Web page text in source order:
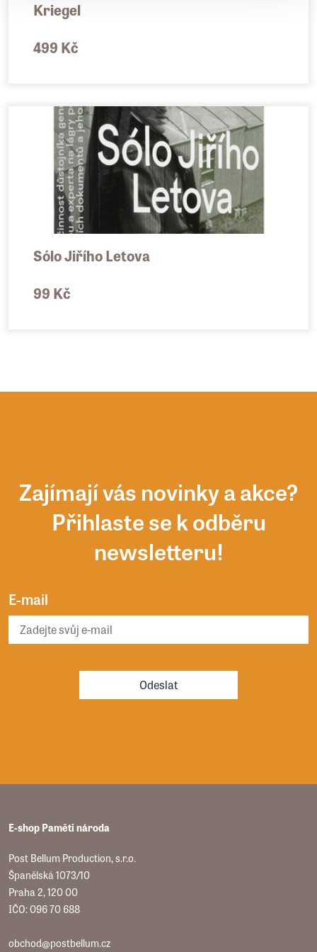
ochoten podstoupit boj na život a na smrt.
okolností 25. února 2002.
Kriegel
499 Kč
Sólo Jiřího Letova
99 Kč
Zajímají vás novinky a akce?
Přihlaste se k odběru
newsletteru!
E-mail
Odeslat
E-shop Paměti národa
Post Bellum Production, s.r.o.
Španělská 1073/10
Praha 2, 120 00
IČO: 096 70 688
obchod@postbellum.cz